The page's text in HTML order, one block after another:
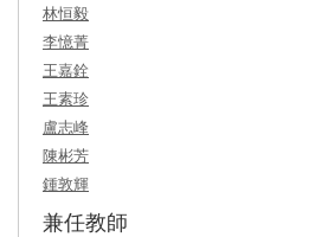
林恒毅
李憶菁
王嘉銓
王素珍
盧志峰
陳彬芳
鍾敦輝
兼任教師